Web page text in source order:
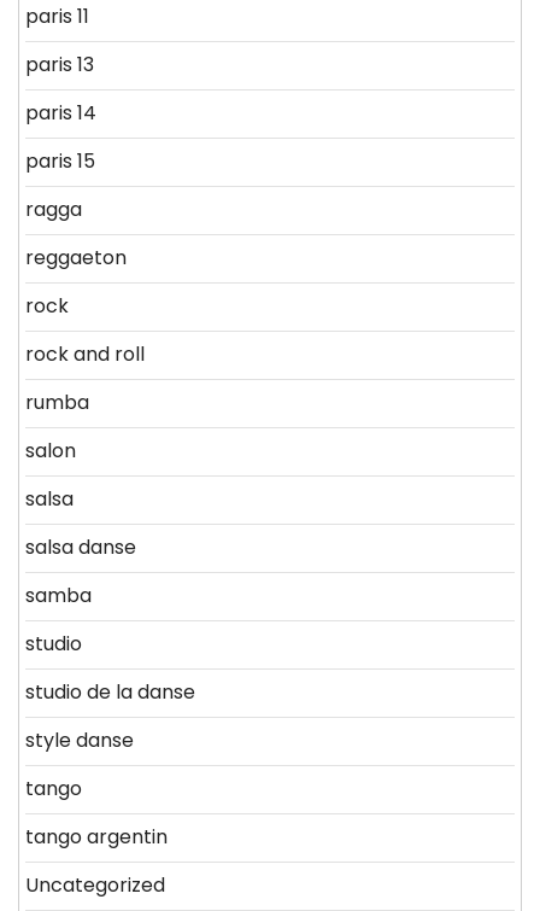
paris 11
paris 13
paris 14
paris 15
ragga
reggaeton
rock
rock and roll
rumba
salon
salsa
salsa danse
samba
studio
studio de la danse
style danse
tango
tango argentin
Uncategorized